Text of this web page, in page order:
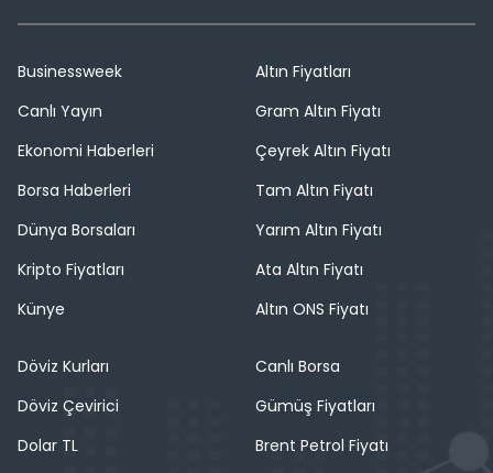
Businessweek
Canlı Yayın
Ekonomi Haberleri
Borsa Haberleri
Dünya Borsaları
Kripto Fiyatları
Künye
Altın Fiyatları
Gram Altın Fiyatı
Çeyrek Altın Fiyatı
Tam Altın Fiyatı
Yarım Altın Fiyatı
Ata Altın Fiyatı
Altın ONS Fiyatı
Döviz Kurları
Döviz Çevirici
Dolar TL
Canlı Borsa
Gümüş Fiyatları
Brent Petrol Fiyatı